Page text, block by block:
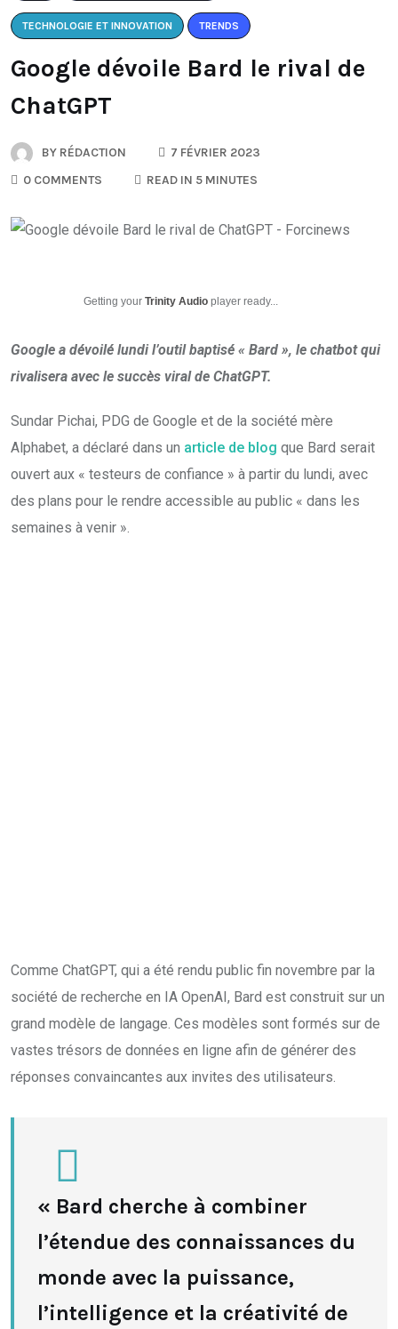
TECHNOLOGIE ET INNOVATION TRENDS
Google dévoile Bard le rival de
ChatGPT
BY RÉDACTION
7 FÉVRIER 2023
0 COMMENTS
READ IN 5 MINUTES
Getting your Trinity Audio player ready...
Google a dévoilé lundi l’outil baptisé « Bard », le chatbot qui
rivalisera avec le succès viral de ChatGPT.
Sundar Pichai, PDG de Google et de la société mère
Alphabet, a déclaré dans un article de blog que Bard serait
ouvert aux « testeurs de confiance » à partir du lundi, avec
des plans pour le rendre accessible au public « dans les
semaines à venir ».
Comme ChatGPT, qui a été rendu public fin novembre par la
société de recherche en IA OpenAI, Bard est construit sur un
grand modèle de langage. Ces modèles sont formés sur de
vastes trésors de données en ligne afin de générer des
réponses convaincantes aux invites des utilisateurs.
« Bard cherche à combiner
l’étendue des connaissances du
monde avec la puissance,
l’intelligence et la créativité de